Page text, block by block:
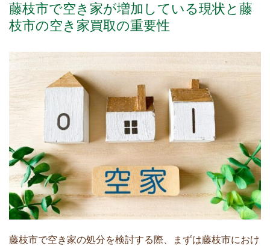
藤枝市で空き家が増加している現状と藤
枝市の空き家買取の重要性
藤枝市で空き家の処分を検討する際、まずは藤枝市におけ